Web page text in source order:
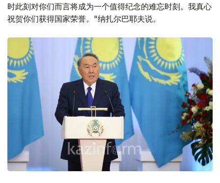
时此刻对你们而言将成为一个值得纪念的难忘时刻。我真心
祝贺你们获得国家荣誉。"纳扎尔巴耶夫说。